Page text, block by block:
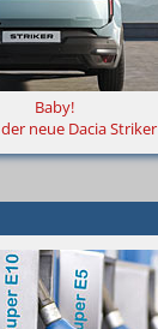
Baby!
neue Dacia Striker